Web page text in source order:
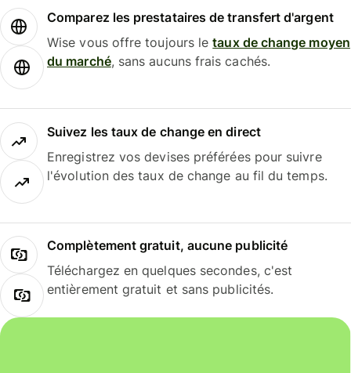
Comparez les prestataires de transfert d'argent
Wise vous offre toujours letaux de change moyen
du marché, sans aucuns frais cachés.
Suivez les taux de change en direct
Enregistrez vos devises préférées pour suivre
l'évolution des taux de change au fil du temps.
Complètement gratuit, aucune publicité
Téléchargez en quelques secondes, c'est
entièrement gratuit et sans publicités.